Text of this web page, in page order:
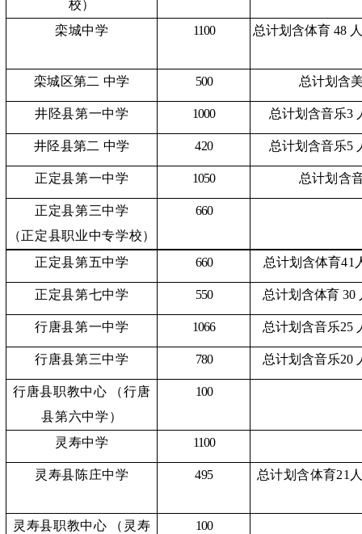
校）
栾城中学
1100 总计划含体育 48
栾城区第二 中学 500 总计划含
井陉县第一中学 1000 总计划含音乐3
井陉县第二 中学 420 总计划含音乐5
正定县第一中学 1050 总计划含
正定县第三中学
（正定县职业中专学校）
660
正定县第五中学 660 总计划含体育41
正定县第七中学 550 总计划含体育 30
行唐县第一中学 1066 总计划含音乐25
行唐县第三中学 780 总计划含音乐20
行唐县职教中心
（行唐
县第六中学）
100
灵寿中学 1100
灵寿县陈庄中学 495 总计划含体育21
灵寿县职教中心
（灵寿
100